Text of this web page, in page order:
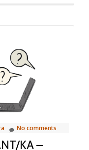
No comments
KA –